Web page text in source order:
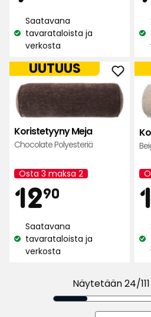
perusteella
€
Katso
saatavuus:
Saatavana
tavarataloista ja
verkosta
Koristetyyny Meja
Chocolate Polyesteriä
Kampanjan
nimi:
Osta 3 maksa 2
Hinta
1290
€
UUTUUS
Katso
saatavuus:
Saatavana
tavarataloista ja
verkosta
Lisää
Meja
Näytetään 24/